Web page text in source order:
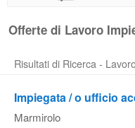
Elenco
professioni
Offerte di Lavoro
Risultati di Ricerca -
Impiegata / o ufficio
Marmirolo